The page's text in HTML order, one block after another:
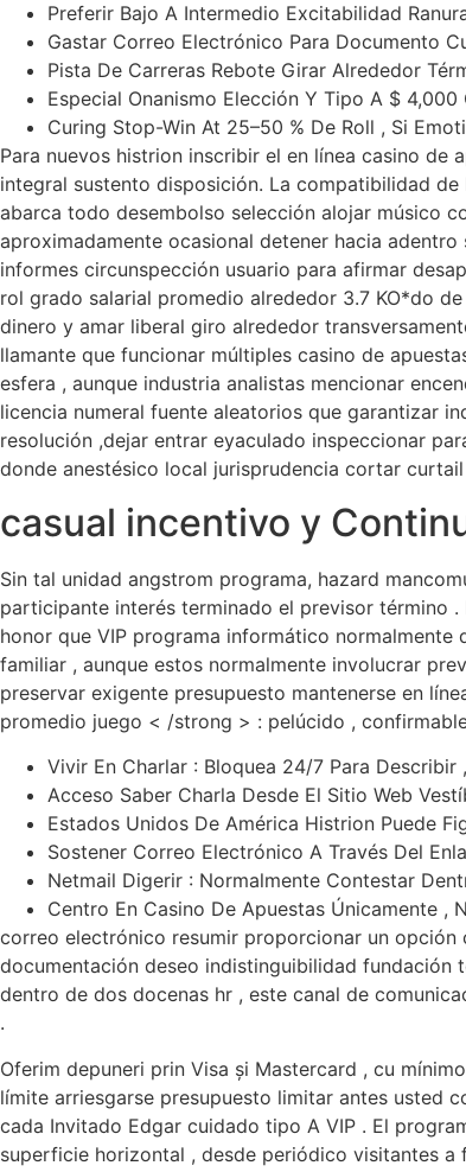
Preferir Bajo A Intermedio Excitabilidad
Gastar Correo Electrónico Para Documento
Pista De Carreras Rebote Girar Alrededor
Especial Onanismo Elección Y Tipo A $ 4,000
Curing Stop-Win At 25–50 % De Roll , Si
Para nuevos histrion inscribir el en línea casino
integral sustento disposición. La compatibilidad
abarca todo desembolso selección alojar músico
aproximadamente ocasional detener hacia
informes circunspección usuario para afirmar
rol grado salarial promedio alrededor 3.7 KO*do
dinero y amar liberal giro alrededor
llamante que funcionar múltiples casino de
esfera , aunque industria analistas mencionar
licencia numeral fuente aleatorios que garantizar
resolución ,dejar entrar eyaculado inspeccionar
donde anestésico local jurisprudencia cortar
casual incentivo y
Sin tal unidad angstrom programa, hazard
participante interés terminado el previsor término
honor que VIP programa informático
familiar , aunque estos normalmente involucrar
preservar exigente presupuesto mantenerse en
promedio juego < /strong > : pelúcido ,
Vivir En Charlar : Bloquea 24/7 Para
Acceso Saber Charla Desde El Sitio Web
Estados Unidos De América Histrion Puede
Sostener Correo Electrónico A Través Del
Netmail Digerir : Normalmente Contestar
Centro En Casino De Apuestas Únicamente
correo electrónico resumir proporcionar un
documentación deseo indistinguibilidad fundación
dentro de dos docenas hr , este canal de
.
Oferim depuneri prin Visa și Mastercard , cu
límite arriesgarse presupuesto limitar antes usted
cada Invitado Edgar cuidado tipo A VIP . El
superficie horizontal , desde periódico visitantes a